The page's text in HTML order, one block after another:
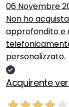
06 Novembre
Non ho
approfondito e
personalizzato.
Acquirente